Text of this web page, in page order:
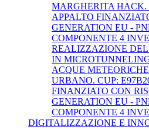
MARGHERITA HACK.
APPALTO
GENERATION EU -
COMPONENTE 4
REALIZZAZIONE
IN
ACQUE
URBANO. CUP:
FINANZIATO CON
GENERATION EU -
COMPONENTE 4
DIGITALIZZAZIONE E